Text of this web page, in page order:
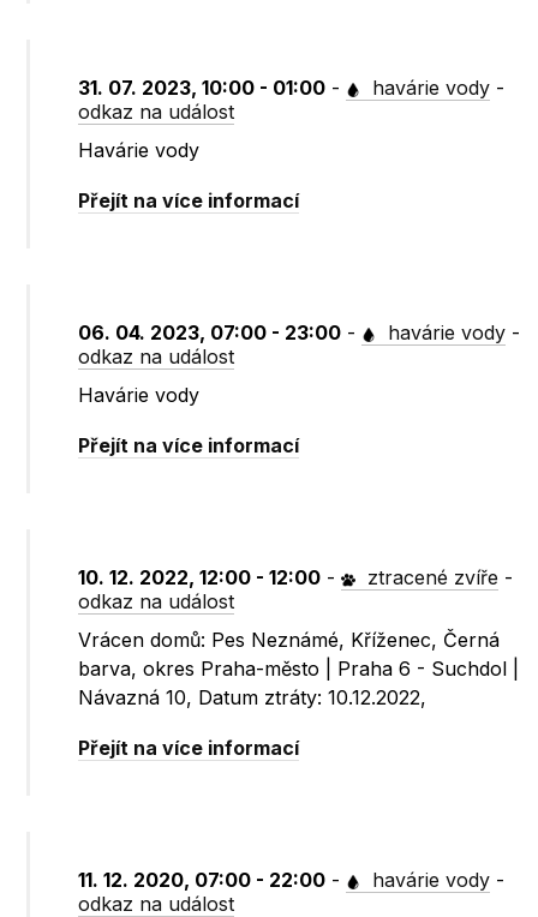
31. 07. 2023, 10:00 - 01:00 - havárie vody -
odkaz na událost
Havárie vody
Přejít na více informací
06. 04. 2023, 07:00 - 23:00 - havárie vody -
odkaz na událost
Havárie vody
Přejít na více informací
10. 12. 2022, 12:00 - 12:00 - ztracené zvíře -
odkaz na událost
Vrácen domů: Pes Neznámé, Kříženec, Černá
barva, okres Praha-město | Praha 6 - Suchdol |
Návazná 10, Datum ztráty: 10.12.2022,
Přejít na více informací
11. 12. 2020, 07:00 - 22:00 - havárie vody -
odkaz na událost